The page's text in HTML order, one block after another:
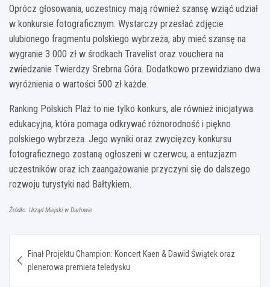
Oprócz głosowania, uczestnicy mają również szansę wziąć udział
w konkursie fotograficznym. Wystarczy przesłać zdjęcie
ulubionego fragmentu polskiego wybrzeża, aby mieć szansę na
wygranie 3 000 zł w środkach Travelist oraz vouchera na
zwiedzanie Twierdzy Srebrna Góra. Dodatkowo przewidziano dwa
wyróżnienia o wartości 500 zł każde.
Ranking Polskich Plaż to nie tylko konkurs, ale również inicjatywa
edukacyjna, która pomaga odkrywać różnorodność i piękno
polskiego wybrzeża. Jego wyniki oraz zwycięzcy konkursu
fotograficznego zostaną ogłoszeni w czerwcu, a entuzjazm
uczestników oraz ich zaangażowanie przyczyni się do dalszego
rozwoju turystyki nad Bałtykiem.
Źródło: Urząd Miejski w Darłowie
wpisu
Finał Projektu Champion: Koncert Kaen & Dawid Świątek oraz
plenerowa premiera teledysku